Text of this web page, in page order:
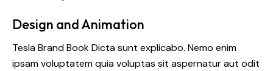
Design and Animation
Tesla Brand Book Dicta sunt explicabo. Nemo enim
ipsam voluptatem quia voluptas sit aspernatur aut odit